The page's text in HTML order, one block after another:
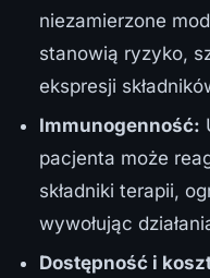
niezamierzone
stanowią ryzyko,
ekspresji
Immunogenność:
pacjenta może
składniki terapii,
wywołując
Dostępność i